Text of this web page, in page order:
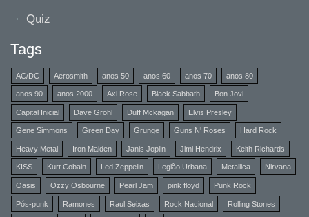
Quiz
Tags
AC/DC Aerosmith anos 50 anos 60 anos 70 anos 80
anos 90 anos 2000 Axl Rose Black Sabbath Bon Jovi
Capital Inicial Dave Grohl Duff Mckagan Elvis Presley
Gene Simmons Green Day Grunge Guns N' Roses Hard Rock
Heavy Metal Iron Maiden Janis Joplin Jimi Hendrix Keith Richards
KISS Kurt Cobain Led Zeppelin Legião Urbana Metallica Nirvana
Oasis Ozzy Osbourne Pearl Jam pink floyd Punk Rock
Pós-punk Ramones Raul Seixas Rock Nacional Rolling Stones